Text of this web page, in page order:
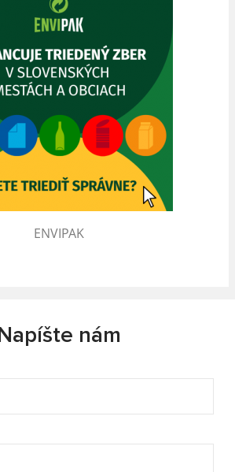
ENVIPAK
Napíšte nám